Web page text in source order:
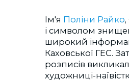
Ім'я Поліни Райко
і символом
широкий
Каховської ГЕС.
розписів
художниці-